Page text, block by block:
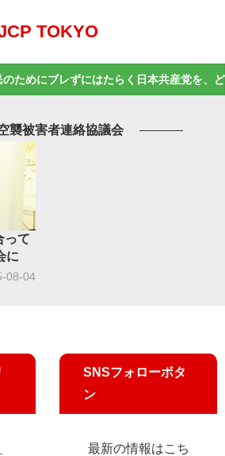
TOKYO
ためにブレずにはたらく日本共産党を、
襲被害者連絡協議会
って
に
08-04
SNSフォローボタ
ン
最新の情報はこち